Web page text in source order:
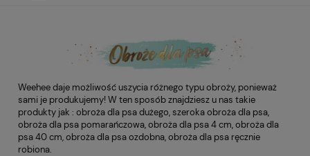
Weehee daje możliwość uszycia różnego typu obroży, ponieważ
sami je produkujemy! W ten sposób znajdziesz u nas takie
produkty jak : obroża dla psa dużego, szeroka obroża dla psa,
obroża dla psa pomarańczowa, obroża dla psa 4 cm, obroża dla
psa 40 cm, obroża dla psa ozdobna, obroża dla psa ręcznie
robiona.